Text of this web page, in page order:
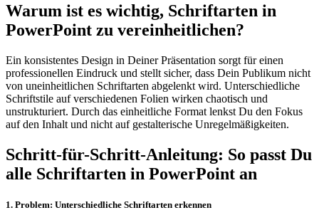
Warum ist es wichtig, Schriftarten in
PowerPoint zu vereinheitlichen?
Ein konsistentes Design in Deiner Präsentation sorgt für einen
professionellen Eindruck und stellt sicher, dass Dein Publikum nicht
von uneinheitlichen Schriftarten abgelenkt wird. Unterschiedliche
Schriftstile auf verschiedenen Folien wirken chaotisch und
unstrukturiert. Durch das einheitliche Format lenkst Du den Fokus
auf den Inhalt und nicht auf gestalterische Unregelmäßigkeiten.
Schritt-für-Schritt-Anleitung: So passt Du
alle Schriftarten in PowerPoint an
1. Problem: Unterschiedliche Schriftarten erkennen